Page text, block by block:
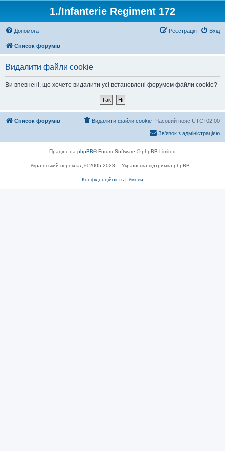
1./Infanterie Regiment 172
Допомога Вхід
Реєстрація
Список форумів
Видалити файли cookie
Ви впевнені, що хочете видалити усі встановлені форумом файли cookie?
Список форумів Часовий пояс UTC+02:00
Видалити файли cookie
Зв'язок з адміністрацією
Працює на phpBB® Forum Software © phpBB Limited
Український переклад © 2005-2023 Українська підтримка phpBB
Конфіденційність | Умови